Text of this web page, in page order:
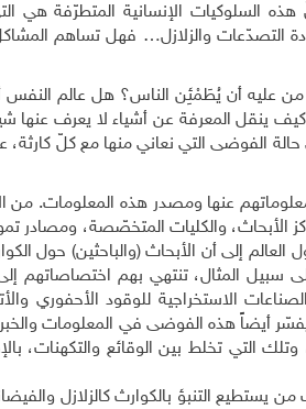
السلوكيات الإنسانية المتطرّفة هي
التصدّعات والزلازل… فهل تساهم
من عليه أن يُطَمْئِن الناس؟ هل عالم النفس
ينقل المعرفة عن أشياء لا يعرف عنها
الفوضى التي نعاني منها مع كلّ كارثة،
عنها ومصدر هذه المعلومات. من
الأبحاث، والكليات المتخصّصة، ومصادر
إلى أن الأبحاث (والباحثين) حول
سبيل المثال، تنتهي بهم اختصاصاتهم
الاستخراجية للوقود الأحفوري
أيضاً هذه الفوضى في المعلومات
التي تخلط بين الوقائع والتكهنات،
التنبؤ بالكوارث كالزلازل